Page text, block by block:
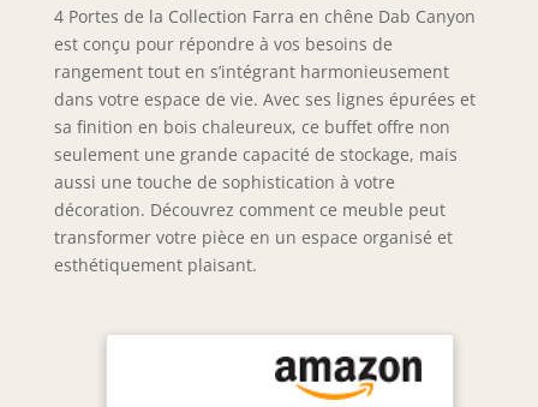
4 Portes de la Collection Farra en chêne Dab Canyon
est conçu pour répondre à vos besoins de
rangement tout en s’intégrant harmonieusement
dans votre espace de vie. Avec ses lignes épurées et
sa finition en bois chaleureux, ce buffet offre non
seulement une grande capacité de stockage, mais
aussi une touche de sophistication à votre
décoration. Découvrez comment ce meuble peut
transformer votre pièce en un espace organisé et
esthétiquement plaisant.